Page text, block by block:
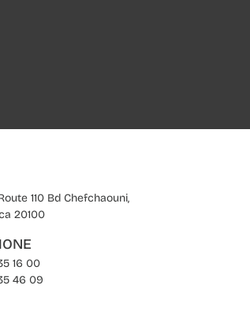
110 Bd Chefchaouni,
20100
16 00
46 09